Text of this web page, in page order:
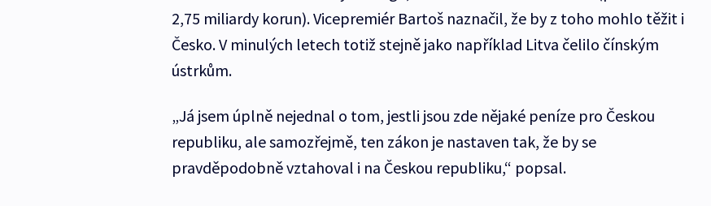
2,75 miliardy korun). Vicepremiér Bartoš naznačil, že by z toho mohlo těžit i
Česko. V minulých letech totiž stejně jako například Litva čelilo čínským
ústrkům.
„Já jsem úplně nejednal o tom, jestli jsou zde nějaké peníze pro Českou
republiku, ale samozřejmě, ten zákon je nastaven tak, že by se
pravděpodobně vztahoval i na Českou republiku,“ popsal.